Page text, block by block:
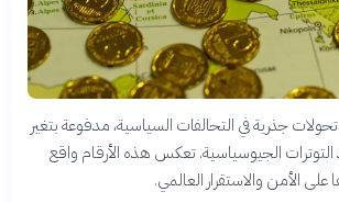
جذرية في التحالفات السياسية، مدفوعة بتغير
الجيوسياسية. تعكس هذه الأرقام واقع
على الأمن والاستقرار العالمي.